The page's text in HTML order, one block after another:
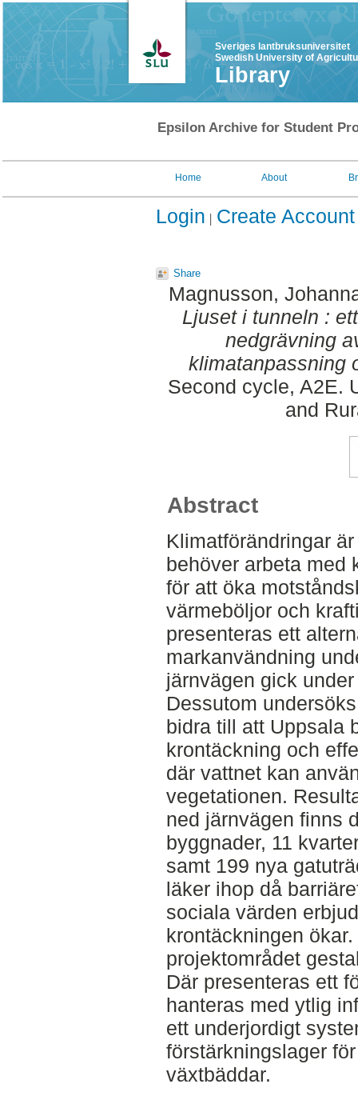
Sveriges lantbruksuniversitet
Swedish University of
Library
Epsilon Archive for Student
Home About
Login Create Account
Share
Magnusson,
Ljuset i tunneln :
nedgrävning
klimatanpassning
Second cycle, A2E.
and
Abstract
Klimatförändringar
behöver arbeta med
för att öka
värmeböljor och
presenteras ett
markanvändning
järnvägen gick
Dessutom
bidra till att Uppsala
krontäckning och
där vattnet kan
vegetationen.
ned järnvägen finns
byggnader, 11
samt 199 nya
läker ihop då
sociala värden
krontäckningen
projektområdet
Där presenteras ett
hanteras med ytlig
ett underjordigt
förstärkningslager
växtbäddar.